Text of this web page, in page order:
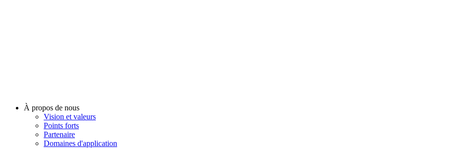
À propos de nous
Vision et valeurs
Points forts
Partenaire
Domaines d'application